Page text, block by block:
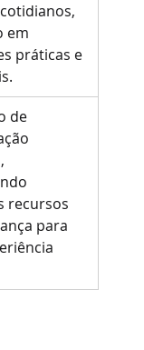
em
práticas e
de
recursos
para